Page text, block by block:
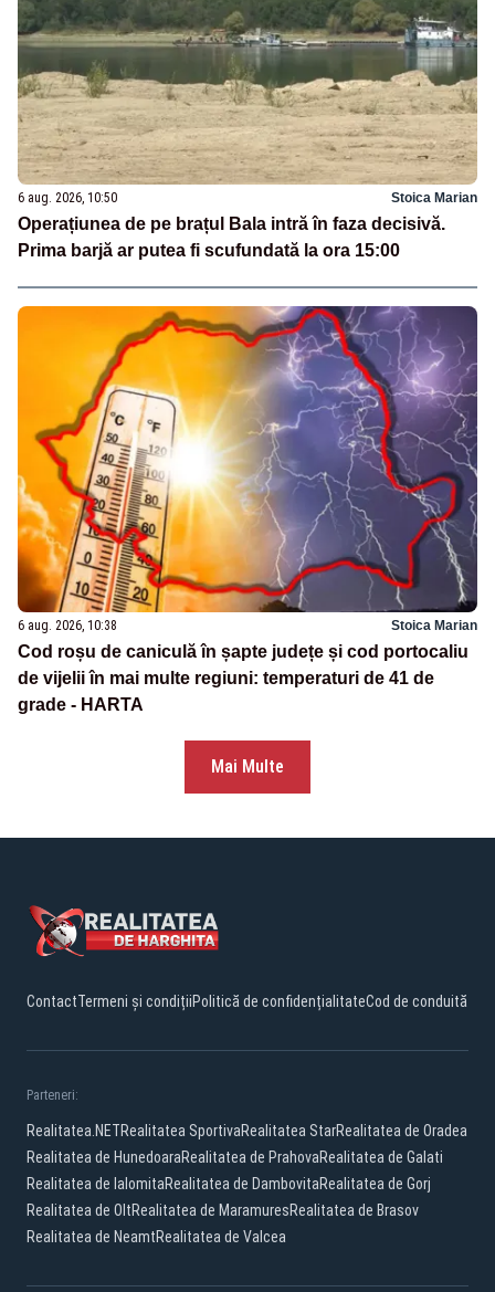
6 aug. 2026, 10:50 Stoica Marian
Operațiunea de pe brațul Bala intră în faza decisivă.
Prima barjă ar putea fi scufundată la ora 15:00
6 aug. 2026, 10:38 Stoica Marian
Cod roșu de caniculă în șapte județe și cod portocaliu
de vijelii în mai multe regiuni: temperaturi de 41 de
grade - HARTA
Mai Multe
ContactTermeni și condițiiPolitică de confidențialitateCod de conduită
Parteneri:
Realitatea.NETRealitatea SportivaRealitatea StarRealitatea de Oradea
Realitatea de HunedoaraRealitatea de PrahovaRealitatea de Galati
Realitatea de IalomitaRealitatea de DambovitaRealitatea de Gorj
Realitatea de OltRealitatea de MaramuresRealitatea de Brasov
Realitatea de NeamtRealitatea de Valcea